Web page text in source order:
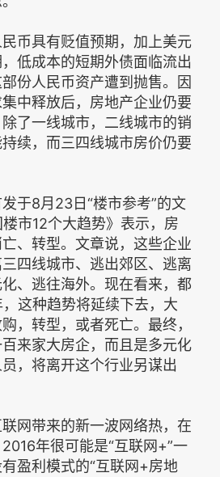
币具有贬值预期，加上美元
低成本的短期外债面临流出
份人民币资产遭到抛售。因
中释放后，房地产企业仍要
了一线城市，二线城市的销
续，而三四线城市房价仍要
于8月23日“楼市参考”的文
市12个大趋势》表示，房
、转型。文章说，这些企业
四线城市、逃出郊区、逃离
、逃往海外。现在看来，都
这种趋势将延续下去，大
，转型，或者死亡。最终，
来家大房企，而且是多元化
，将离开这个行业另谋出
网带来的新一波网络热，在
年很可能是“互联网+”一
盈利模式的“互联网+房地